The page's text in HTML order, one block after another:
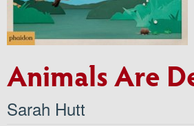
Animals Are
Sarah Hutt